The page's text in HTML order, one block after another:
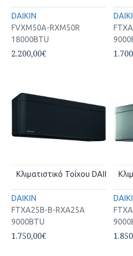
DAIKIN
FVXM50A-RXM50R
18000BTU
2.200,00€
DAIKIN
FTXA25B-B-RXA25A
9000BTU
Κλιματιστικό Τοίχου DAIKIN
1.750,00€